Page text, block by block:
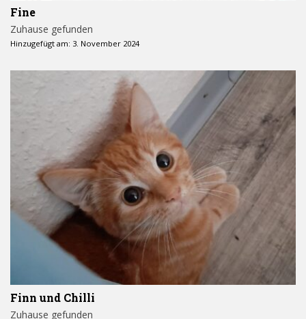
Fine
Zuhause gefunden
Hinzugefügt am: 3. November 2024
Finn und Chilli
Zuhause gefunden